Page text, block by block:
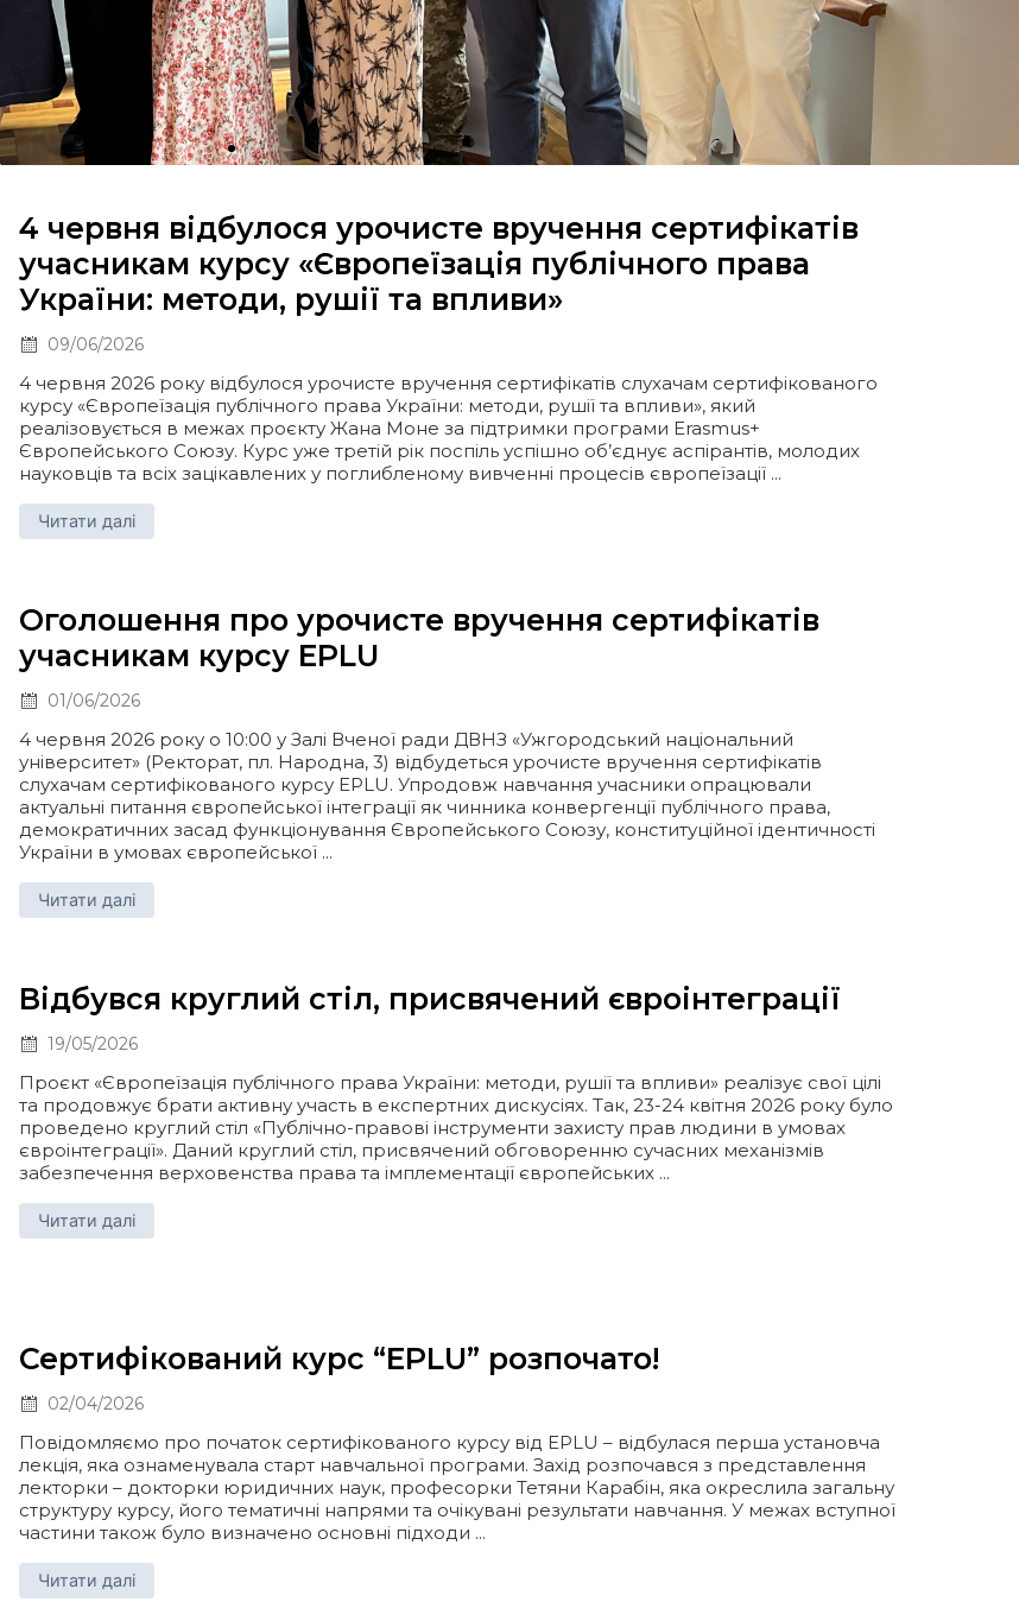
4 червня відбулося урочисте вручення сертифікатів
учасникам курсу «Європеїзація публічного права
України: методи, рушії та впливи»
09/06/2026
4 червня 2026 року відбулося урочисте вручення сертифікатів слухачам сертифікованого
курсу «Європеїзація публічного права України: методи, рушії та впливи», який
реалізовується в межах проєкту Жана Моне за підтримки програми Erasmus+
Європейського Союзу. Курс уже третій рік поспіль успішно об’єднує аспірантів, молодих
науковців та всіх зацікавлених у поглибленому вивченні процесів європеїзації ...
Читати далі
Оголошення про урочисте вручення сертифікатів
учасникам курсу EPLU
01/06/2026
4 червня 2026 року о 10:00 у Залі Вченої ради ДВНЗ «Ужгородський національний
університет» (Ректорат, пл. Народна, 3) відбудеться урочисте вручення сертифікатів
слухачам сертифікованого курсу EPLU. Упродовж навчання учасники опрацювали
актуальні питання європейської інтеграції як чинника конвергенції публічного права,
демократичних засад функціонування Європейського Союзу, конституційної ідентичності
України в умовах європейської ...
Читати далі
Відбувся круглий стіл, присвячений євроінтеграції
19/05/2026
Проєкт «Європеїзація публічного права України: методи, рушії та впливи» реалізує свої цілі
та продовжує брати активну участь в експертних дискусіях. Так, 23-24 квітня 2026 року було
проведено круглий стіл «Публічно-правові інструменти захисту прав людини в умовах
євроінтеграції». Даний круглий стіл, присвячений обговоренню сучасних механізмів
забезпечення верховенства права та імплементації європейських ...
Читати далі
Сертифікований курс “EPLU” розпочато!
02/04/2026
Повідомляємо про початок сертифікованого курсу від EPLU – відбулася перша установча
лекція, яка ознаменувала старт навчальної програми. Захід розпочався з представлення
лекторки – докторки юридичних наук, професорки Тетяни Карабін, яка окреслила загальну
структуру курсу, його тематичні напрями та очікувані результати навчання. У межах вступної
частини також було визначено основні підходи ...
Читати далі